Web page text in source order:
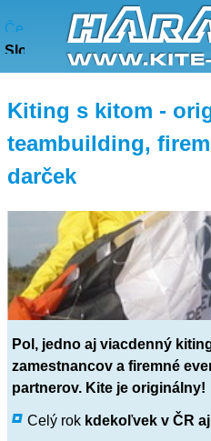
Česky
Slovensky
Kiting s kitom -
teambuilding,
darček
Pol, jedno aj viacdenný
zamestnancov a firemné
partnerov. Kite je originálny!
Celý rok kdekoľvek v ČR